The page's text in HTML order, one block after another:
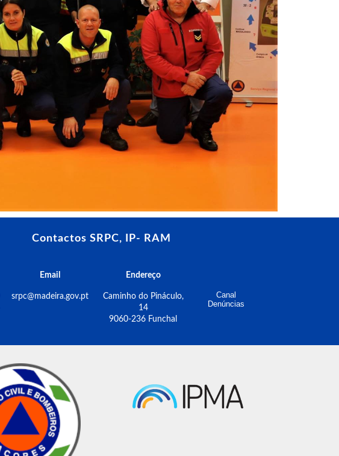
Contactos SRPC, IP- RAM
Email Endereço
srpc@madeira.gov.pt
Caminho do Pináculo,
14
9060-236 Funchal
Canal
Denúncias